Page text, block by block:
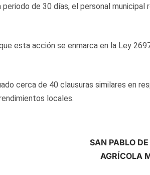
de 30 días, el personal
esta acción se enmarca en la Ley
cerca de 40 clausuras similares en
locales.
SAN PABLO
AGRÍCOLA